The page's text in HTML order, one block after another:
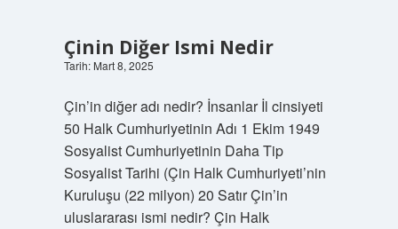
Çinin Diğer Ismi Nedir
Tarih: Mart 8, 2025
Çin’in diğer adı nedir? İnsanlar İl cinsiyeti
50 Halk Cumhuriyetinin Adı 1 Ekim 1949
Sosyalist Cumhuriyetinin Daha Tip
Sosyalist Tarihi (Çin Halk Cumhuriyeti’nin
Kuruluşu (22 milyon) 20 Satır Çin’in
uluslararası ismi nedir? Çin Halk